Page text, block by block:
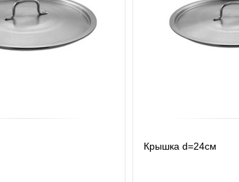
Крышка d=24см